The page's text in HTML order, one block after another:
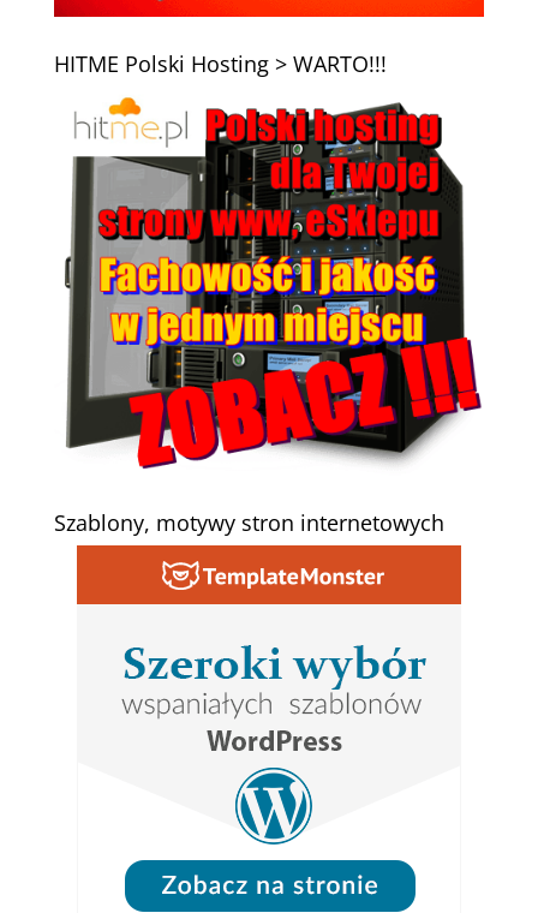
HITME Polski Hosting > WARTO!!!
Szablony, motywy stron internetowych